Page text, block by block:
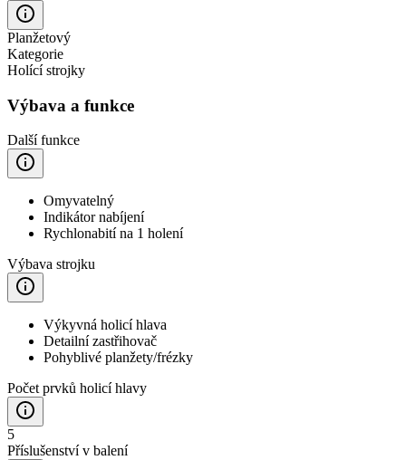
Planžetový
Kategorie
Holící strojky
Výbava a funkce
Další funkce
Omyvatelný
Indikátor nabíjení
Rychlonabití na 1 holení
Výbava strojku
Výkyvná holicí hlava
Detailní zastřihovač
Pohyblivé planžety/frézky
Počet prvků holicí hlavy
5
Příslušenství v balení